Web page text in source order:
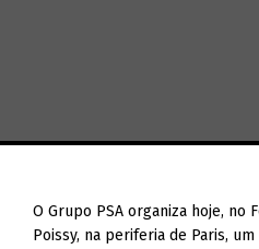
O Grupo PSA organiza hoje, no
Poissy, na periferia de Paris,